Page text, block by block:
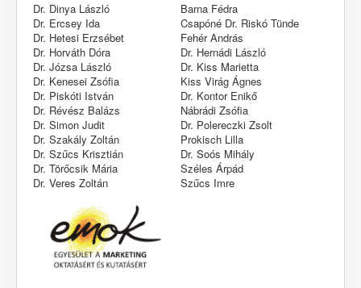
Dr. Dinya László
Dr. Ercsey Ida
Dr. Hetesi Erzsébet
Dr. Horváth Dóra
Dr. Józsa László
Dr. Kenesei Zsófia
Dr. Piskóti István
Dr. Révész Balázs
Dr. Simon Judit
Dr. Szakály Zoltán
Dr. Szűcs Krisztián
Dr. Törőcsik Mária
Dr. Veres Zoltán
Barna Fédra
Csapóné Dr. Riskó Tünde
Fehér András
Dr. Hernádi László
Dr. Kiss Marietta
Kiss Virág Ágnes
Dr. Kontor Enikő
Nábrádi Zsófia
Dr. Polereczki Zsolt
Prokisch Lilla
Dr. Soós Mihály
Széles Árpád
Szűcs Imre